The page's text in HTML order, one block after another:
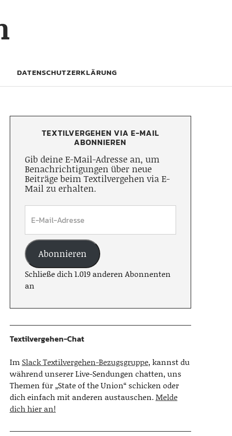
DATENSCHUTZERKLÄRUNG
TEXTILVERGEHEN VIA E-MAIL
ABONNIEREN
Gib deine E-Mail-Adresse an, um
Benachrichtigungen über neue
Beiträge beim Textilvergehen via E-
Mail zu erhalten.
Abonnieren
Schließe dich 1.019 anderen Abonnenten
an
Textilvergehen-Chat
Im Slack Textilvergehen-Bezugsgruppe, kannst du
während unserer Live-Sendungen chatten, uns
Themen für „State of the Union“ schicken oder
dich einfach mit anderen austauschen.Melde
dich hier an!